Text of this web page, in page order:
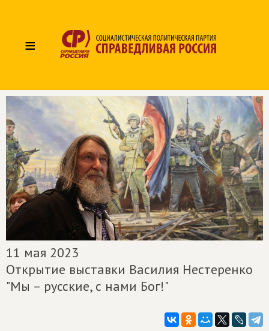
≡
11 мая 2023
Открытие выставки Василия Нестеренко
"Мы – русские, с нами Бог!"